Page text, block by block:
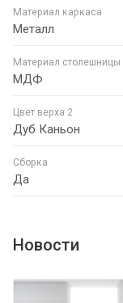
Материал каркаса
Металл
Материал столешницы
МДФ
Цвет верха 2
Дуб Каньон
Сборка
Да
Новости